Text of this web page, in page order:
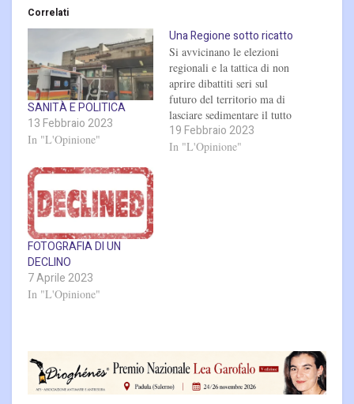
Correlati
SANITÀ E POLITICA
13 Febbraio 2023
In "L'Opinione"
Una Regione sotto ricatto
Si avvicinano le elezioni
regionali e la tattica di non
aprire dibattiti seri sul
futuro del territorio ma di
lasciare sedimentare il tutto
fino alla fine per poi
presentarci dei pacchetti
19 Febbraio 2023
In "L'Opinione"
FOTOGRAFIA DI UN
DECLINO
7 Aprile 2023
In "L'Opinione"